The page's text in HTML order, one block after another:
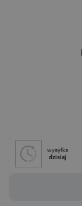
wysyłka
dzisiaj